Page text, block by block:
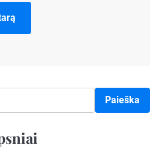
Paieška